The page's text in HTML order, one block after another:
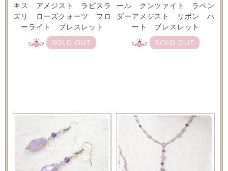
キス アメジスト ラピスラ
ズリ ローズクォーツ フロ
ーライト ブレスレット
SOLD OUT
ール クンツァイト ラベン
ダーアメジスト リボン ハ
ート ブレスレット
SOLD OUT